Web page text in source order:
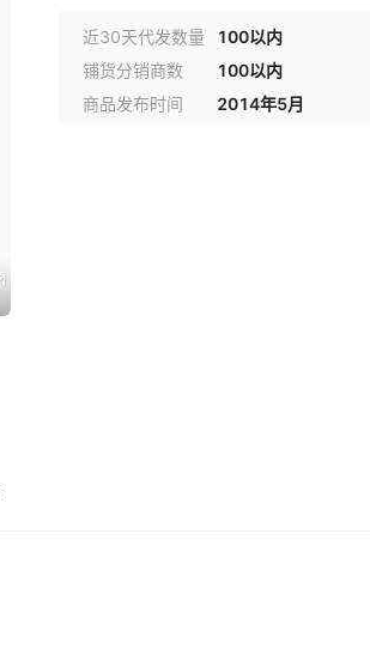
近30天代发数量
100以内
铺货分销商数
100以内
商品发布时间
2014年5月